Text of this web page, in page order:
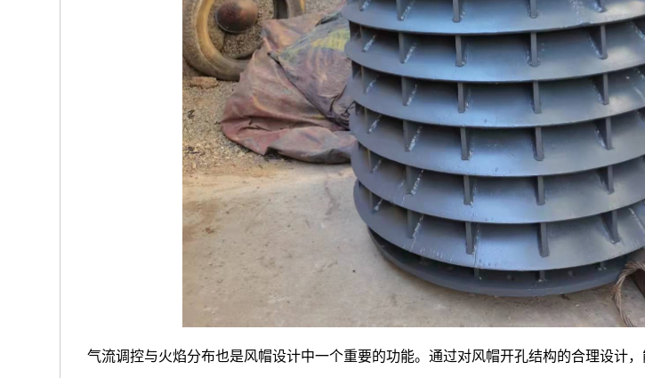
气流调控与火焰分布也是风帽设计中一个重要的功能。通过对风帽开孔结构的合理设计